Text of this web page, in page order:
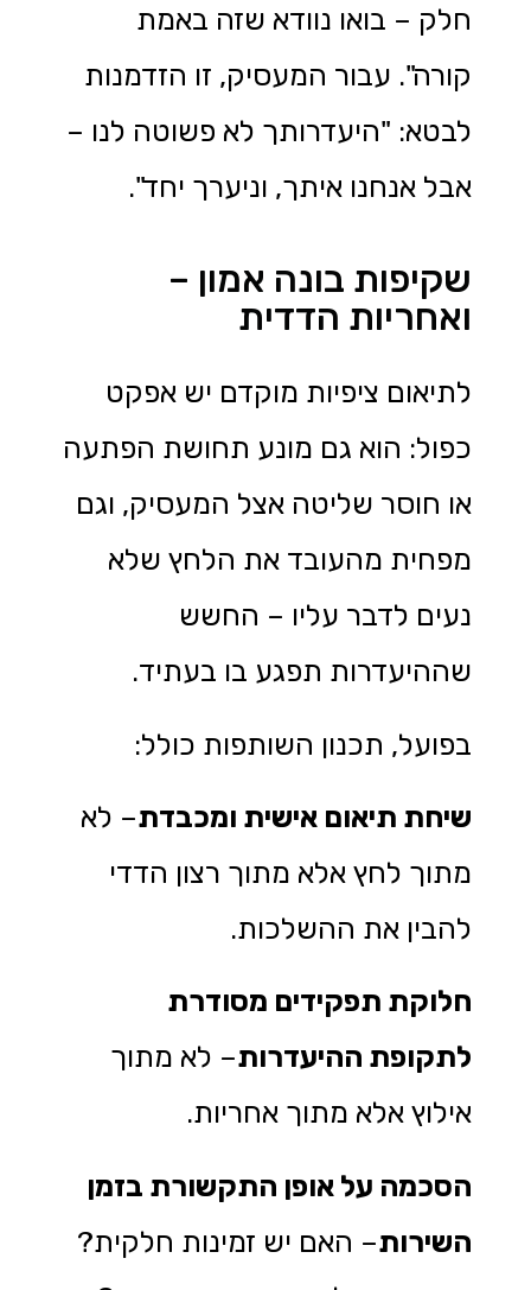
חלק – בואו נוודא שזה באמת
קורה". עבור המעסיק, זו הזדמנות
לבטא: "היעדרותך לא פשוטה לנו –
אבל אנחנו איתך, וניערך יחד".
שקיפות בונה אמון –
ואחריות הדדית
לתיאום ציפיות מוקדם יש אפקט
כפול: הוא גם מונע תחושת הפתעה
או חוסר שליטה אצל המעסיק, וגם
מפחית מהעובד את הלחץ שלא
נעים לדבר עליו – החשש
שההיעדרות תפגע בו בעתיד.
בפועל, תכנון השותפות כולל:
שיחת תיאום אישית ומכבדת– לא
מתוך לחץ אלא מתוך רצון הדדי
להבין את ההשלכות.
חלוקת תפקידים מסודרת
לתקופת ההיעדרות– לא מתוך
אילוץ אלא מתוך אחריות.
הסכמה על אופן התקשורת בזמן
השירות– האם יש זמינות חלקית?